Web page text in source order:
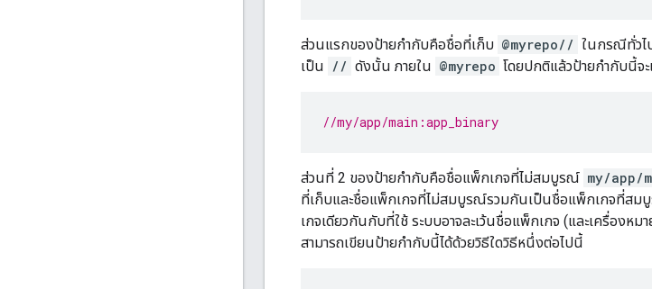
ส่วนแรกของป้ายกำกับคือชื่อที่เก็บ @myrepo// ในกรณีทั่วไ
เป็น // ดังนั้น ภายใน @myrepo โดยปกติแล้วป้ายกำกับนี้จ
//my/app/main:app_binary
ส่วนที่ 2 ของป้ายกำกับคือชื่อแพ็กเกจที่ไม่สมบูรณ์ my/app/
ที่เก็บและชื่อแพ็กเกจที่ไม่สมบูรณ์รวมกันเป็นชื่อแพ็กเกจที่สม
เกจเดียวกันกับที่ใช้ ระบบอาจละเว้นชื่อแพ็กเกจ (และเครื่องหม
สามารถเขียนป้ายกำกับนี้ได้ด้วยวิธีใดวิธีหนึ่งต่อไปนี้